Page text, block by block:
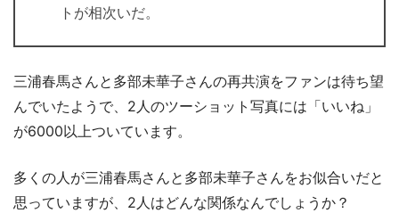
トが相次いだ。
三浦春馬さんと多部未華子さんの再共演をファンは待ち望
んでいたようで、2人のツーショット写真には「いいね」
が6000以上ついています。
多くの人が三浦春馬さんと多部未華子さんをお似合いだと
思っていますが、2人はどんな関係なんでしょうか？